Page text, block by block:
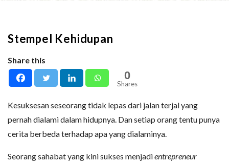
Stempel Kehidupan
Share this
0
Shares
Kesuksesan seseorang tidak lepas dari jalan terjal yang
pernah dialami dalam hidupnya. Dan setiap orang tentu punya
cerita berbeda terhadap apa yang dialaminya.
Seorang sahabat yang kini sukses menjadientrepreneur